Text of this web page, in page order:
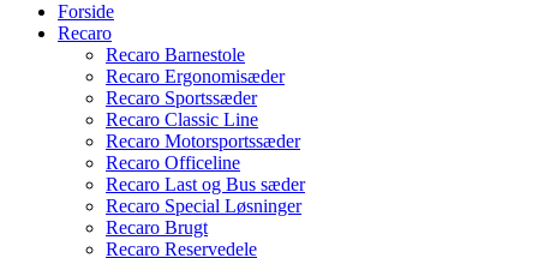
Forside
Recaro
Recaro Barnestole
Recaro Ergonomisæder
Recaro Sportssæder
Recaro Classic Line
Recaro Motorsportssæder
Recaro Officeline
Recaro Last og Bus sæder
Recaro Special Løsninger
Recaro Brugt
Recaro Reservedele